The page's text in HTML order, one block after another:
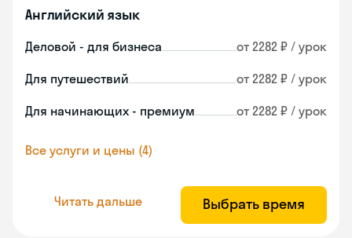
Английский язык
Деловой - для бизнеса от 2282 ₽ / урок
Для путешествий от 2282 ₽ / урок
Для начинающих - премиум от 2282 ₽ / урок
Все услуги и цены (4)
Читать дальше Выбрать время